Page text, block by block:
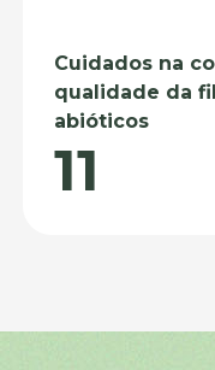
Cuidados na
qualidade da
abióticos
11